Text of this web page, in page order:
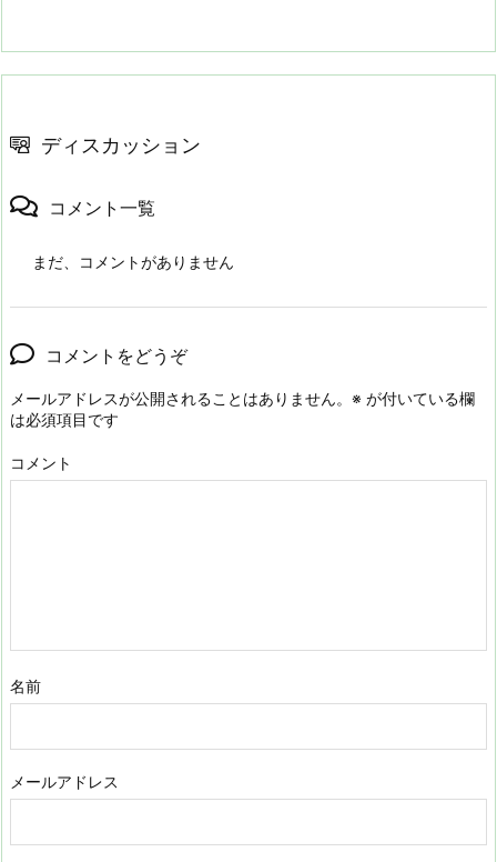
ディスカッション
コメント一覧
まだ、コメントがありません
コメントをどうぞ
メールアドレスが公開されることはありません。 ※ が付いている欄
は必須項目です
コメント
名前
メールアドレス